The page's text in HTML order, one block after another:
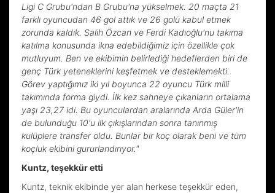
Ligi C Grubu'ndan B Grubu'na yükselmek. 20 maçta 21
farklı oyuncudan 46 gol attık ve 26 golü kabul etmek
zorunda kaldık. Salih Özcan ve Ferdi Kadıoğlu'nu takıma
katılma konusunda ikna edebildiğimiz için özellikle çok
mutluyum. Ben ve ekibimin belirlediği hedeflerden biri de
genç Türk yeteneklerini keşfetmek ve desteklemekti.
Görev yaptığımız iki yıl boyunca 22 oyuncu Türk milli
takımında forma giydi. İlk kez sahneye çıkanların ortalama
yaşı 23,27 idi. Bu oyunculardan aralarında Arda Güler'in
de bulunduğu 10'u ilk çıkışlarından sonra tanınmış
kulüplere transfer oldu. Bunlar bir koç olarak beni ve tüm
koçluk ekibini gururlandırıyor."
Kuntz, teşekkür etti
Kuntz, teknik ekibinde yer alan herkese teşekkür eden,